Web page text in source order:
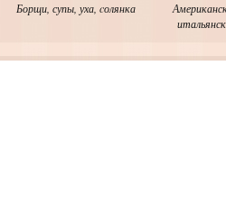
Борщи ,супы ,уха ,cолянка